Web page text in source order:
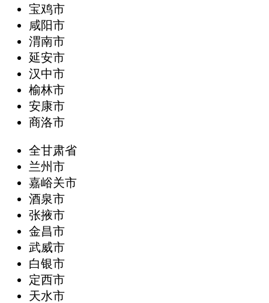
宝鸡市
咸阳市
渭南市
延安市
汉中市
榆林市
安康市
商洛市
全甘肃省
兰州市
嘉峪关市
酒泉市
张掖市
金昌市
武威市
白银市
定西市
天水市